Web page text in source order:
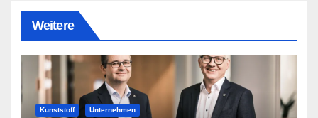
Weitere
Kunststoff Unternehmen